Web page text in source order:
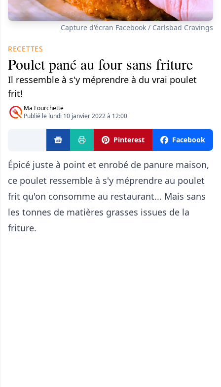
Capture d'écran Facebook / Carlsbad Cravings
RECETTES
Poulet pané au four sans friture
Il ressemble à s'y méprendre à du vrai poulet
frit!
Ma Fourchette
Publié le lundi 10 janvier 2022 à 12:00
Pinterest Facebook
Épicé juste à point et enrobé de panure maison,
ce poulet ressemble à s'y méprendre au poulet
frit qu'on consomme au restaurant... Mais sans
les tonnes de matières grasses issues de la
friture.